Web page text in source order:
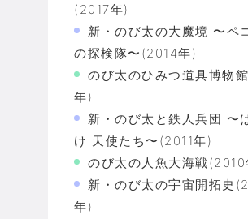
(2017年)
新・のび太の大魔境 〜ペ
の探検隊〜(2014年)
のび太のひみつ道具博物
年)
新・のび太と鉄人兵団 〜
け 天使たち〜(2011年)
のび太の人魚大海戦(2010
新・のび太の宇宙開拓史
年)